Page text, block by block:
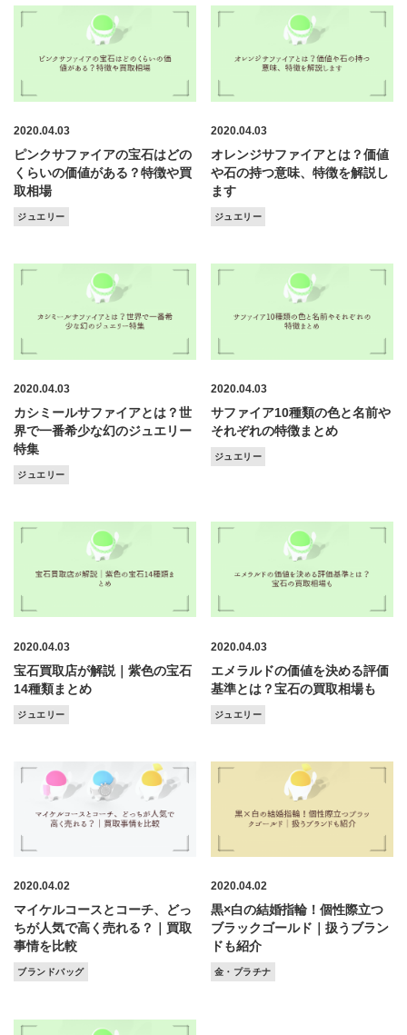
2020.04.03
ピンクサファイアの宝石はどの
くらいの価値がある？特徴や買
取相場
ジュエリー
2020.04.03
オレンジサファイアとは？価値
や石の持つ意味、特徴を解説し
ます
ジュエリー
2020.04.03
カシミールサファイアとは？世
界で一番希少な幻のジュエリー
特集
ジュエリー
2020.04.03
サファイア10種類の色と名前や
それぞれの特徴まとめ
ジュエリー
2020.04.03
宝石買取店が解説｜紫色の宝石
14種類まとめ
ジュエリー
2020.04.03
エメラルドの価値を決める評価
基準とは？宝石の買取相場も
ジュエリー
2020.04.02
マイケルコースとコーチ、どっ
ちが人気で高く売れる？｜買取
事情を比較
ブランドバッグ
2020.04.02
黒×白の結婚指輪！個性際立つ
ブラックゴールド｜扱うブラン
ドも紹介
金・プラチナ